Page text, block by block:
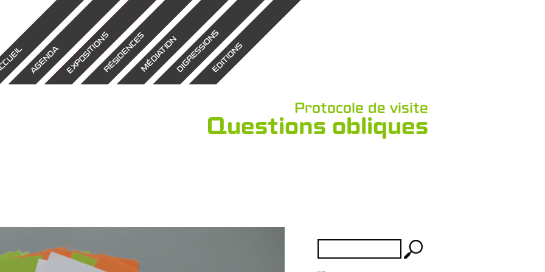
AGENDAEXPOSITIONSRÉSIDENCESMÉDIATIONDIGRESSIONSEDITIONS
Protocole de visite
Questions obliques